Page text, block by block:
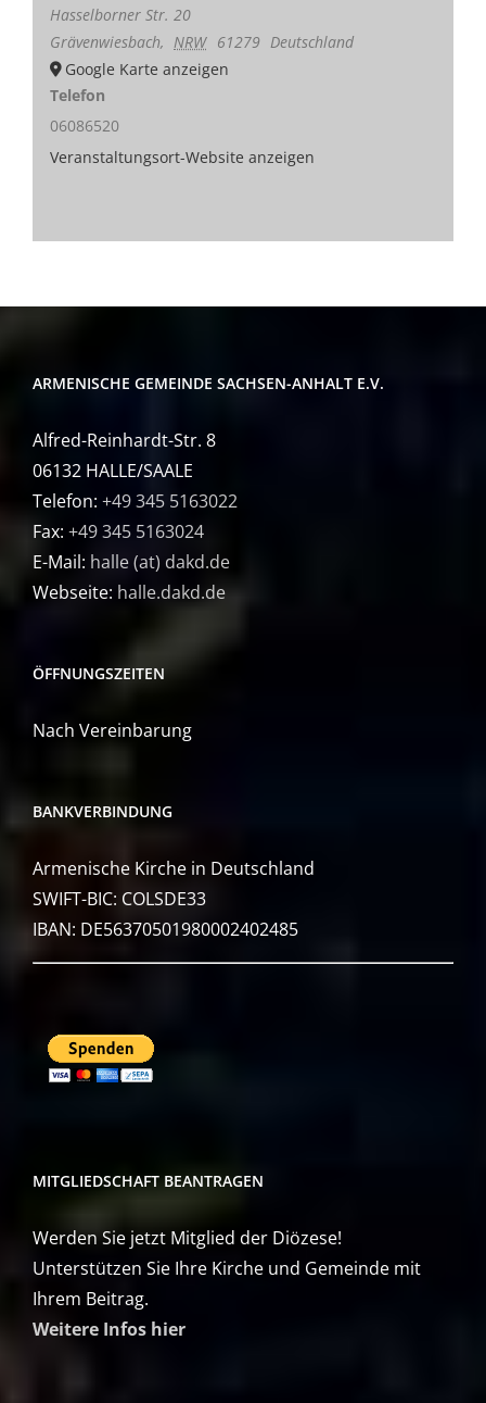
Hasselborner Str. 20
Grävenwiesbach, NRW 61279 Deutschland
Google Karte anzeigen
Telefon
06086520
Veranstaltungsort-Website anzeigen
ARMENISCHE GEMEINDE SACHSEN-ANHALT E.V.
Alfred-Reinhardt-Str. 8
06132 HALLE/SAALE
Telefon: +49 345 5163022
Fax: +49 345 5163024
E-Mail: halle (at) dakd.de
Webseite: halle.dakd.de
ÖFFNUNGSZEITEN
Nach Vereinbarung
BANKVERBINDUNG
Armenische Kirche in Deutschland
SWIFT-BIC: COLSDE33
IBAN: DE56370501980002402485
MITGLIEDSCHAFT BEANTRAGEN
Werden Sie jetzt Mitglied der Diözese!
Unterstützen Sie Ihre Kirche und Gemeinde mit
Ihrem Beitrag.
Weitere Infos hier